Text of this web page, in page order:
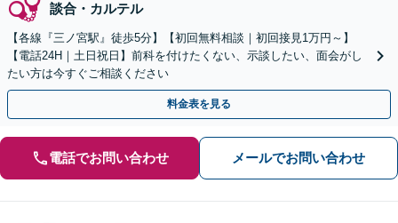
談合・カルテル
【各線『三ノ宮駅』徒歩5分】【初回無料相談｜初回接見1万円～】
【電話24H｜土日祝日】前科を付けたくない、示談したい、面会がし
たい方は今すぐご相談ください
料金表を見る
電話でお問い合わせ メールでお問い合わせ